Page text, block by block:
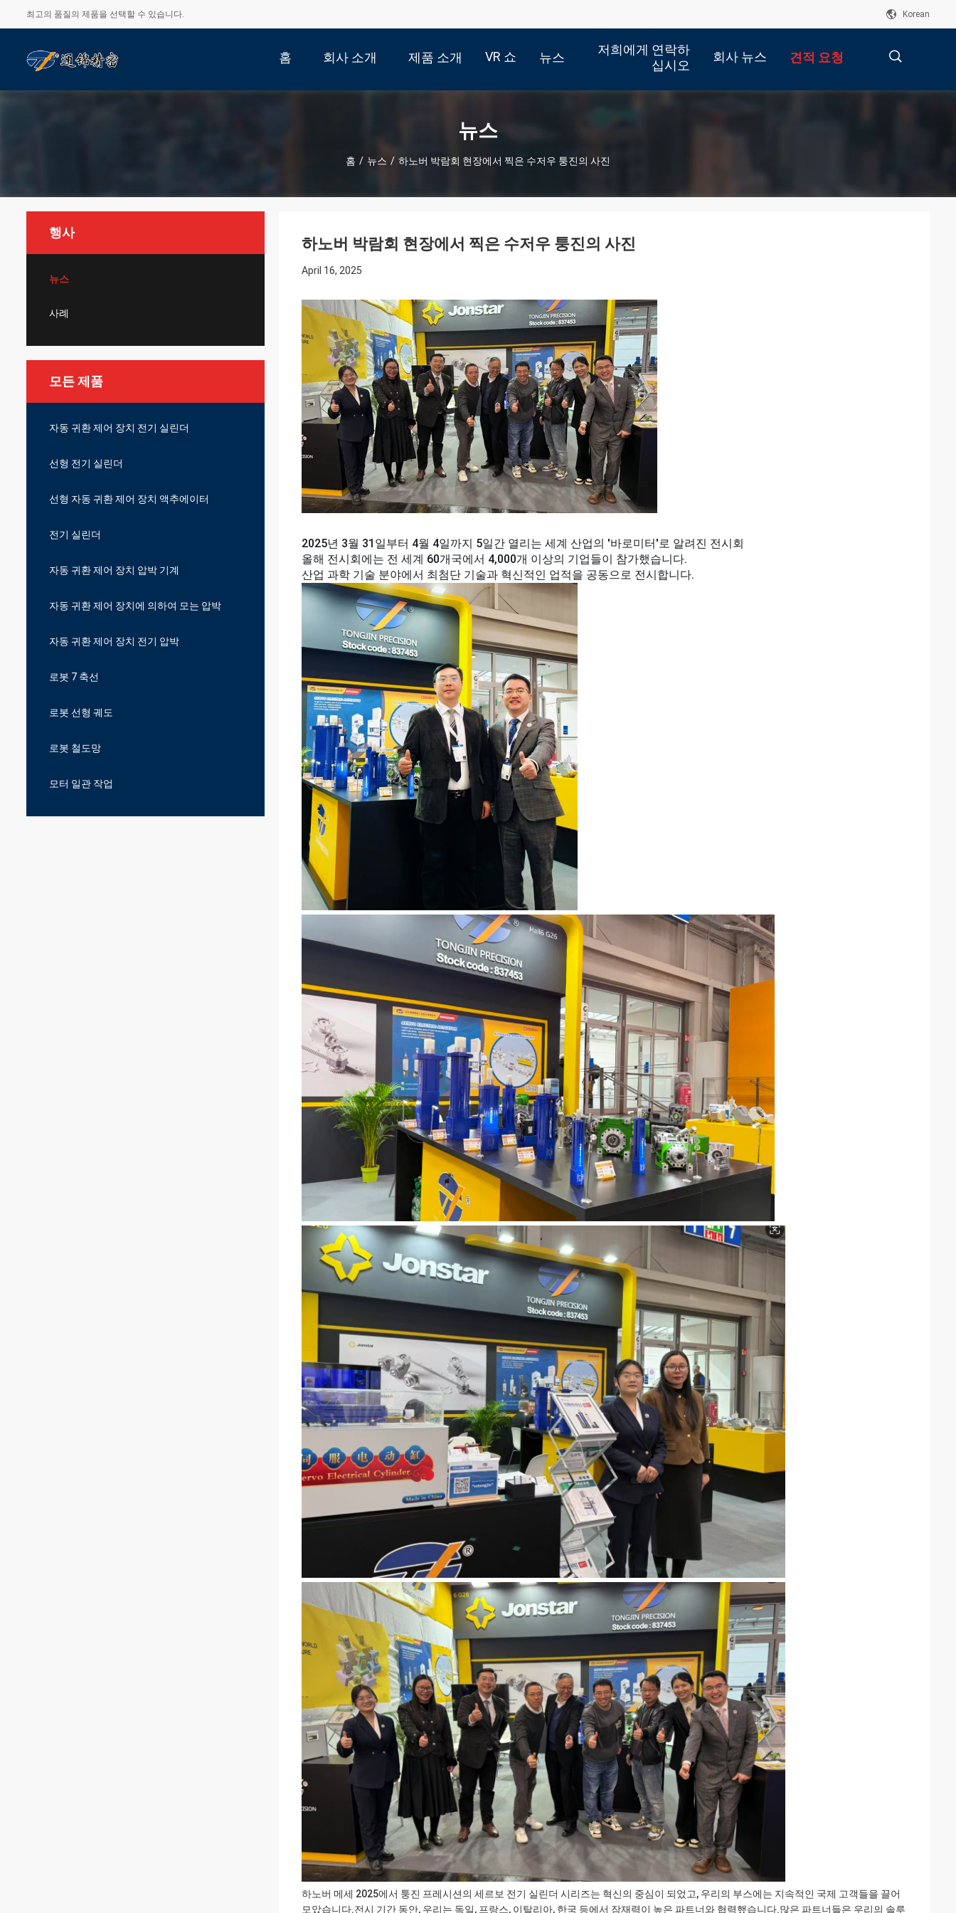
최고의 품질의 제품을 선택할 수 있습니다. Korean
홈 회사 소개 제품 소개 VR 쇼 뉴스
저희에게 연락하
십시오
회사 뉴스 견적 요청
뉴스
홈 / 뉴스 / 하노버 박람회 현장에서 찍은 수저우 퉁진의 사진
행사
뉴스
사례
모든 제품
자동 귀환 제어 장치 전기 실린더
선형 전기 실린더
선형 자동 귀환 제어 장치 액추에이터
전기 실린더
자동 귀환 제어 장치 압박 기계
자동 귀환 제어 장치에 의하여 모는 압박
자동 귀환 제어 장치 전기 압박
로봇 7 축선
로봇 선형 궤도
로봇 철도망
모터 일관 작업
하노버 박람회 현장에서 찍은 수저우 퉁진의 사진
April 16, 2025
2025년 3월 31일부터 4월 4일까지 5일간 열리는 세계 산업의 '바로미터'로 알려진 전시회
올해 전시회에는 전 세계 60개국에서 4,000개 이상의 기업들이 참가했습니다.
산업 과학 기술 분야에서 최첨단 기술과 혁신적인 업적을 공동으로 전시합니다.
하노버 메세 2025에서 퉁진 프레시션의 세르보 전기 실린더 시리즈는 혁신의 중심이 되었고, 우리의 부스에는 지속적인 국제 고객들을 끌어
모았습니다.전시 기간 동안, 우리는 독일, 프랑스, 이탈리아, 한국 등에서 잠재력이 높은 파트너와 협력했습니다.많은 파트너들은 우리의 솔루